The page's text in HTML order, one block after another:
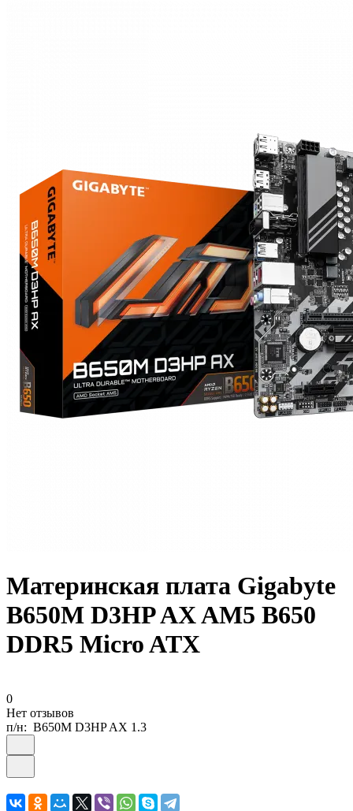
Материнская плата Gigabyte
B650M D3HP AX AM5 B650
DDR5 Micro ATX
0
Нет отзывов
п/н: B650M D3HP AX 1.3